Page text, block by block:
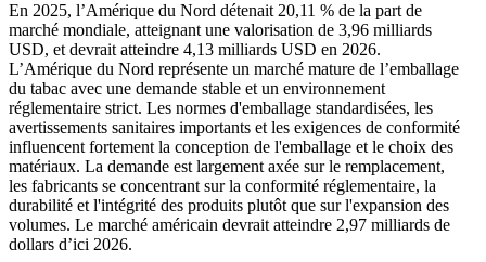
En 2025, l’Amérique du Nord détenait 20,11 % de la part de
marché mondiale, atteignant une valorisation de 3,96 milliards
USD, et devrait atteindre 4,13 milliards USD en 2026.
L’Amérique du Nord représente un marché mature de l’emballage
du tabac avec une demande stable et un environnement
réglementaire strict. Les normes d'emballage standardisées, les
avertissements sanitaires importants et les exigences de conformité
influencent fortement la conception de l'emballage et le choix des
matériaux. La demande est largement axée sur le remplacement,
les fabricants se concentrant sur la conformité réglementaire, la
durabilité et l'intégrité des produits plutôt que sur l'expansion des
volumes. Le marché américain devrait atteindre 2,97 milliards de
dollars d’ici 2026.